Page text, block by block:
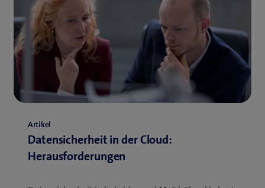
Artikel
Datensicherheit in der Cloud:
Herausforderungen